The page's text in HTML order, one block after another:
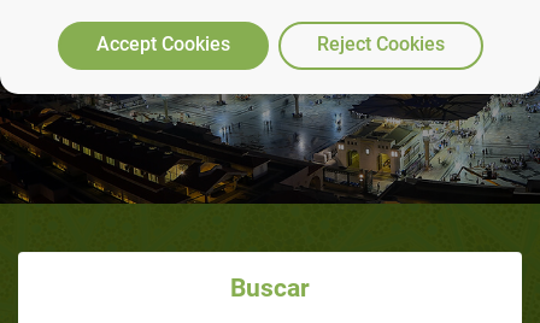
Accept Cookies Reject Cookies
La Sunnah Es Extraña
Buscar